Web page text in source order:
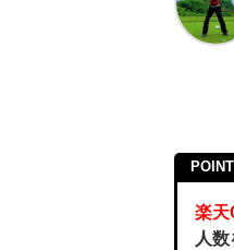
POINT
楽天
人